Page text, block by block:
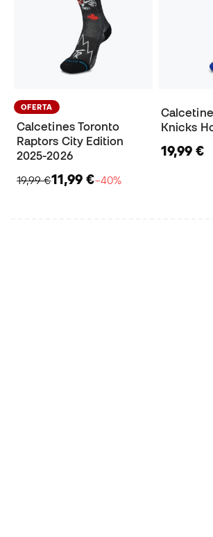
OFERTA
Calcetines Toronto
Raptors City Edition
2025-2026
19,99 €11,99 €−40%
Knicks
19,99 €